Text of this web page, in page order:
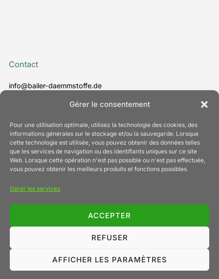
Gérer le consentement
Pour une utilisation optimale, utilisez la technologie des cookies, des
informations générales sur le stockage et/ou la sauvegarde. Lorsque
cette technologie est utilisée, vous pouvez obtenir des données telles
que les services de navigation ou des identifiants uniques sur ce site
Web. Lorsque cette opération n'est pas possible ou n'est pas effectuée,
vous pouvez obtenir les meilleurs produits et fonctions possibles.
Gérer les services
ACCEPTER
REFUSER
AFFICHER LES PARAMÈTRES
Contact
info@bailer-daemmstoffe.de
T. +49 7022 24 30 - 0
Information
Protection des données
Conditions générales de vente
Contact